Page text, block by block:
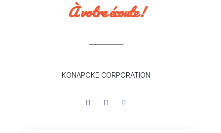
À votre écoute !
KONAPOKE CORPORATION